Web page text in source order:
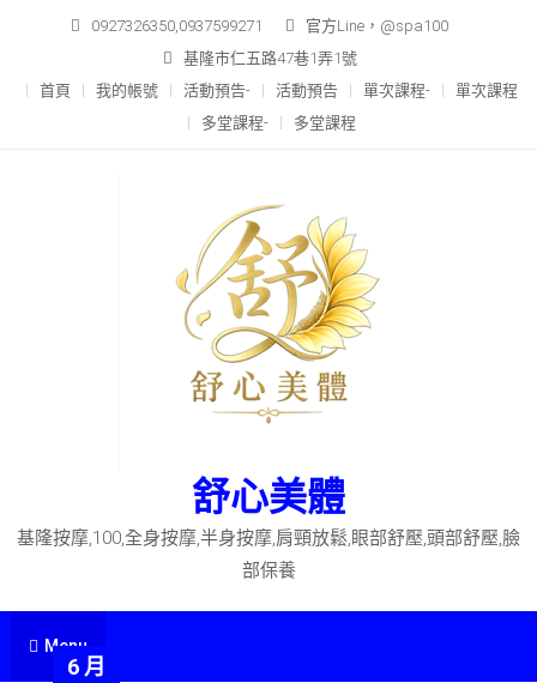
content
0927326350,0937599271
官方Line，@spa100
基隆市仁五路47巷1弄1號
首頁
我的帳號 活動預告- 活動預告 單次課程-
單次課程
多堂課程-
多堂課程
舒心美體
基隆按摩,100,全身按摩,半身按摩,肩頸放鬆,眼部舒壓,頭部舒壓,臉
部保養
Menu
6 月